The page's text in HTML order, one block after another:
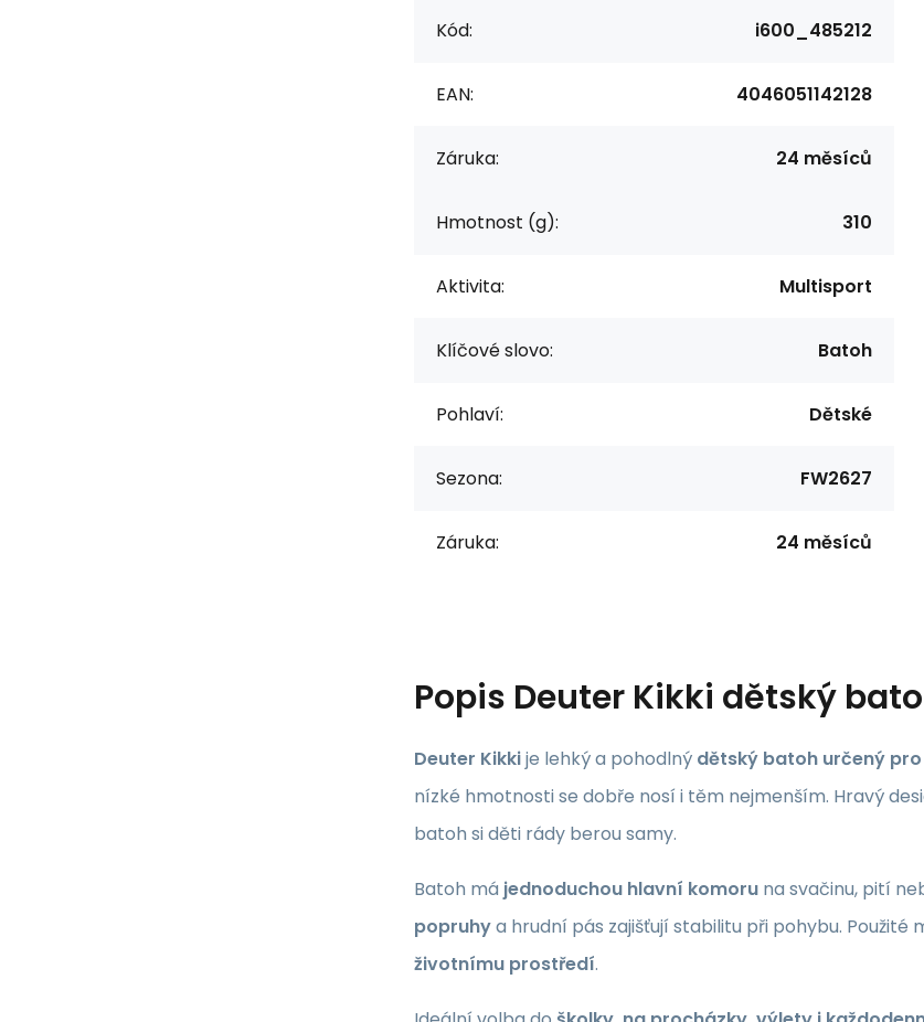
Kód: i600_485212
EAN: 4046051142128
Záruka: 24 měsíců
Hmotnost (g): 310
Aktivita: Multisport
Klíčové slovo: Batoh
Pohlaví: Dětské
Sezona: FW2627
Záruka: 24 měsíců
Popis Deuter Kikki dětský
Deuter Kikkije lehký a pohodlný dětský batoh určený
nízké hmotnosti se dobře nosí i těm nejmenším. Hravý
batoh si děti rády berou samy.
Batoh má jednoduchou hlavní komoru na svačinu, pití
popruhya hrudní pás zajišťují stabilitu při pohybu. Použité
životnímu prostředí.